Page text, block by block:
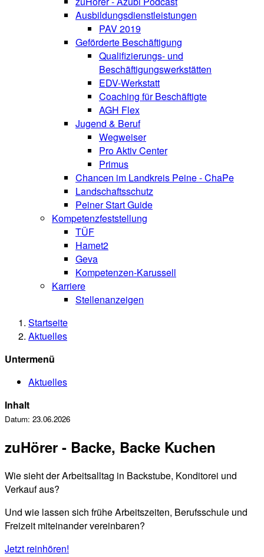
Ausbildungsdienstleistungen
PAV 2019
Geförderte Beschäftigung
Qualifizierungs- und
Beschäftigungswerkstätten
EDV-Werkstatt
Coaching für Beschäftigte
AGH Flex
Jugend & Beruf
Wegweiser
Pro Aktiv Center
Primus
Chancen im Landkreis Peine - ChaPe
Landschaftsschutz
Peiner Start Guide
Kompetenzfeststellung
TÜF
Hamet2
Geva
Kompetenzen-Karussell
Karriere
Stellenanzeigen
Startseite
Aktuelles
Untermenü
Aktuelles
Inhalt
Datum: 23.06.2026
zuHörer - Backe, Backe Kuchen
Wie sieht der Arbeitsalltag in Backstube, Konditorei und
Verkauf aus?
Und wie lassen sich frühe Arbeitszeiten, Berufsschule und
Freizeit miteinander vereinbaren?
Jetzt reinhören!